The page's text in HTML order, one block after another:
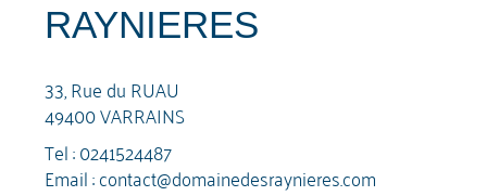
RAYNIERES
33, Rue du RUAU
49400 VARRAINS
Tel :0241524487
Email :contact@domainedesraynieres.com